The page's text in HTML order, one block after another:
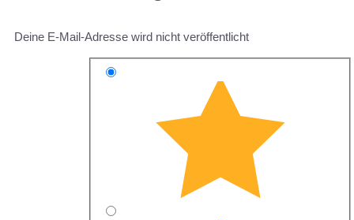
Deine E-Mail-Adresse wird nicht veröffentlicht